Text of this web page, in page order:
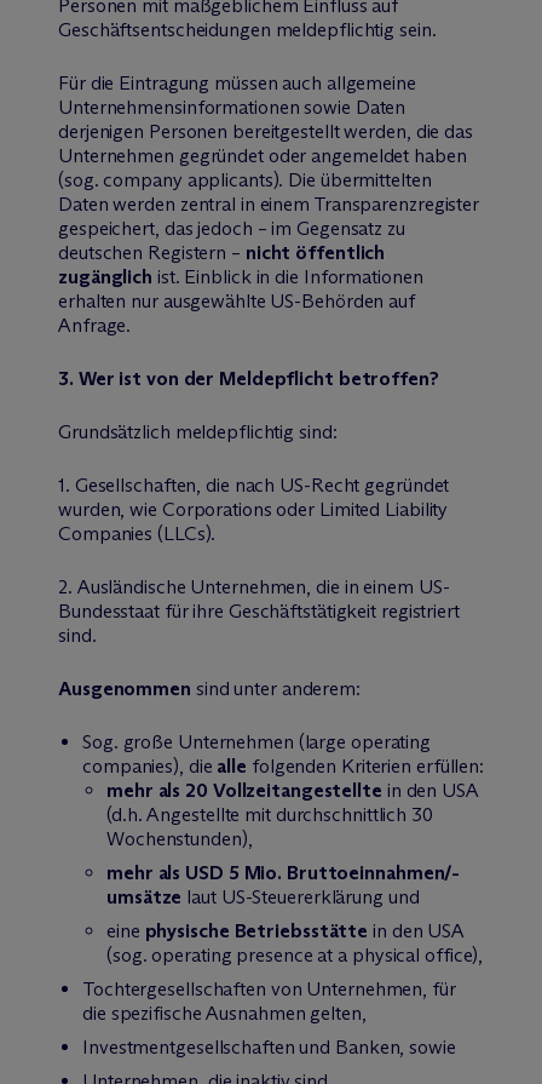
Personen mit maßgeblichem Einfluss auf
Geschäftsentscheidungen meldepflichtig sein.
Für die Eintragung müssen auch allgemeine
Unternehmensinformationen sowie Daten
derjenigen Personen bereitgestellt werden, die das
Unternehmen gegründet oder angemeldet haben
(sog. company applicants). Die übermittelten
Daten werden zentral in einem Transparenzregister
gespeichert, das jedoch – im Gegensatz zu
deutschen Registern – nicht öffentlich
zugänglich ist. Einblick in die Informationen
erhalten nur ausgewählte US-Behörden auf
Anfrage.
3. Wer ist von der Meldepflicht betroffen?
Grundsätzlich meldepflichtig sind:
1. Gesellschaften, die nach US-Recht gegründet
wurden, wie Corporations oder Limited Liability
Companies (LLCs).
2. Ausländische Unternehmen, die in einem US-
Bundesstaat für ihre Geschäftstätigkeit registriert
sind.
Ausgenommen sind unter anderem:
Sog. große Unternehmen (large operating
companies), die alle folgenden Kriterien erfüllen:
mehr als 20 Vollzeitangestellte in den USA
(d.h. Angestellte mit durchschnittlich 30
Wochenstunden),
mehr als USD 5 Mio. Bruttoeinnahmen/-
umsätze laut US-Steuererklärung und
eine physische Betriebsstätte in den USA
(sog. operating presence at a physical office),
Tochtergesellschaften von Unternehmen, für
die spezifische Ausnahmen gelten,
Investmentgesellschaften und Banken, sowie